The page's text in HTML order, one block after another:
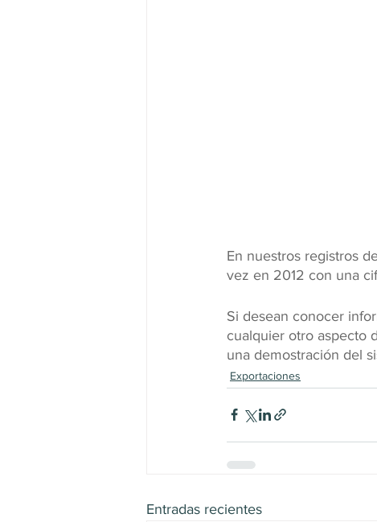
En nuestros registros
vez en 2012 con una
Si desean conocer
cualquier otro aspecto
una demostración del
Exportaciones
Entradas recientes